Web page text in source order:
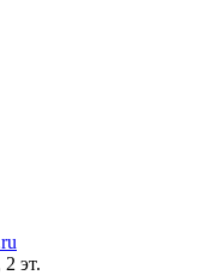
эт.